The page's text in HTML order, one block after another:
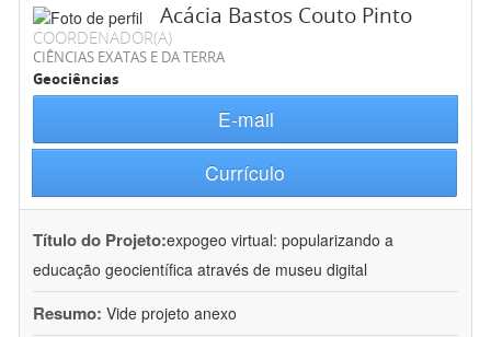
Acácia Bastos Couto Pinto
COORDENADOR(A)
CIÊNCIAS EXATAS E DA TERRA
Geociências
E-mail
Currículo
Título do Projeto:expogeo virtual: popularizando a
educação geocientífica através de museu digital
Resumo: Vide projeto anexo